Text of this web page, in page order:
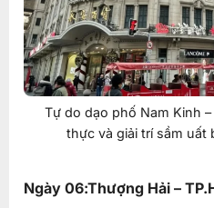
Tự do dạo phố Nam Kinh
thực và giải trí sầm uất
Ngày 06:Thượng Hải –